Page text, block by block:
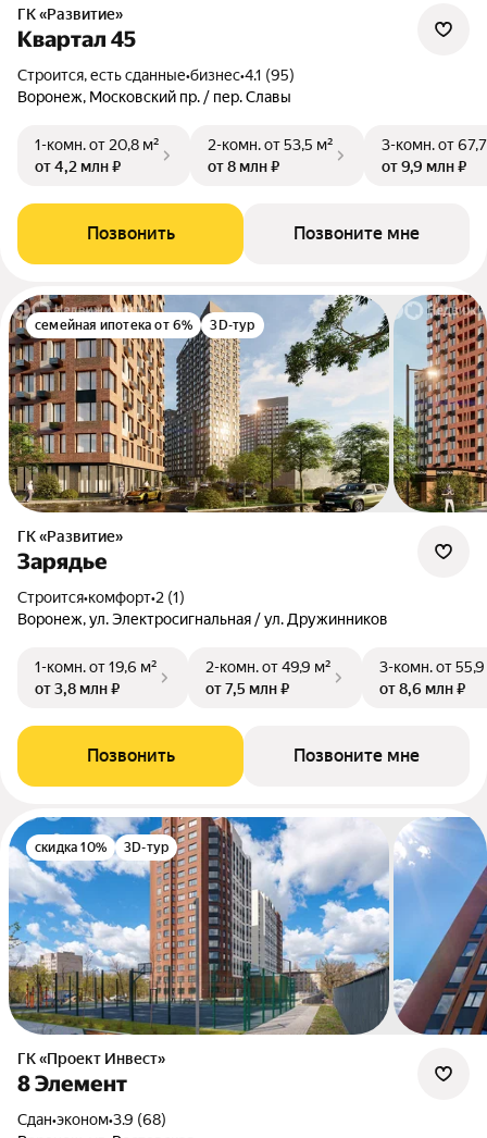
ГК «Развитие»
Квартал 45
Строится, есть сданные•бизнес•4.1 (95)
Воронеж, Московский пр. / пер. Славы
1-комн.от 20,8 м²
от 4,2 млн ₽
2-комн.от 53,5 м²
от 8 млн ₽
3-комн.от
от 9,9 млн ₽
Позвонить Позвоните мне
семейная ипотека от 6% 3D-тур
ГК «Развитие»
Зарядье
Строится•комфорт•2 (1)
Воронеж, ул. Электросигнальная / ул. Дружинников
1-комн.от 19,6 м²
от 3,8 млн ₽
2-комн.от 49,9 м²
от 7,5 млн ₽
3-комн.от
от 8,6 млн ₽
Позвонить Позвоните мне
скидка 10% 3D-тур
ГК «Проект Инвест»
8 Элемент
Сдан•эконом•3.9 (68)